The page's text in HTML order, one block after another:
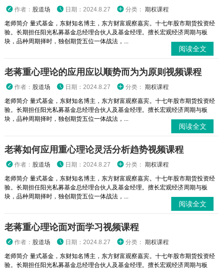
作者： 股道场 日期：2024.8.27 分类： 期权课程
老师简介 量式基金，东财知名博主，东方财富观察嘉宾。十七年股市期货投资经
验。长期担任阳光私募基金总经理合伙人及基金经理。擅长宏观经济周期与板
块，品种周期择时，独创期货五位一体战法，...
阅读全文
老蒋重心理论的应用应以顺势而为为原则视频课程
作者： 股道场 日期：2024.8.27 分类： 期权课程
老师简介 量式基金，东财知名博主，东方财富观察嘉宾。十七年股市期货投资经
验。长期担任阳光私募基金总经理合伙人及基金经理。擅长宏观经济周期与板
块，品种周期择时，独创期货五位一体战法，...
阅读全文
老蒋如何应用重心理论灵活分析趋势视频课程
作者： 股道场 日期：2024.8.27 分类： 期权课程
老师简介 量式基金，东财知名博主，东方财富观察嘉宾。十七年股市期货投资经
验。长期担任阳光私募基金总经理合伙人及基金经理。擅长宏观经济周期与板
块，品种周期择时，独创期货五位一体战法，...
阅读全文
老蒋重心理论面对面学习视频课程
作者： 股道场 日期：2024.8.27 分类： 期权课程
老师简介 量式基金，东财知名博主，东方财富观察嘉宾。十七年股市期货投资经
验。长期担任阳光私募基金总经理合伙人及基金经理。擅长宏观经济周期与板